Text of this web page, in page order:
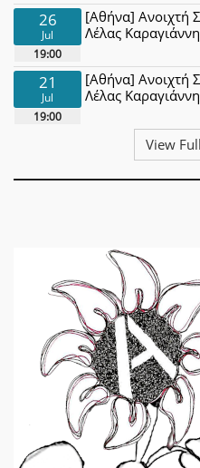
26
Jul
19:00
[Αθήνα] Ανοιχτή
Λέλας
21
Jul
19:00
[Αθήνα] Ανοιχτή
Λέλας
View